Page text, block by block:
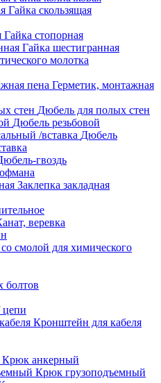
Гайка скользящая
Гайка стопорная
Гайка шестигранная
молотка
Герметик, монтажная
Дюбель для полых стен
Дюбель резьбовой
Дюбель
гвоздь
Заклепка закладная
веревка
смолой для химического
болтов
цепи
Кронштейн для кабеля
Крюк анкерный
Крюк грузоподъемный